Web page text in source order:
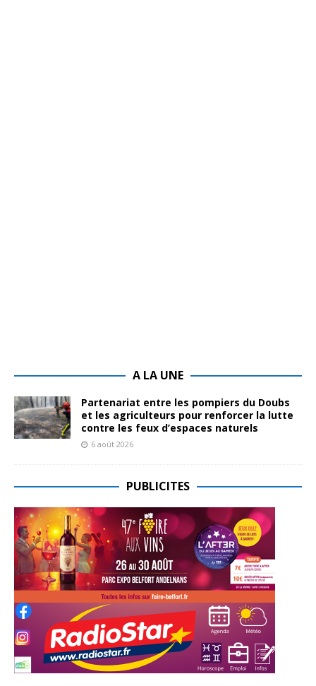
A LA UNE
Partenariat entre les pompiers du Doubs
et les agriculteurs pour renforcer la lutte
contre les feux d’espaces naturels
6 août 2026
PUBLICITES